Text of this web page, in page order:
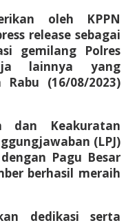
oleh KPPN
release sebagai
gemilang Polres
lainnya yang
(16/08/2023)
dan Keakuratan
(LPJ)
Pagu Besar
berhasil meraih
dedikasi serta